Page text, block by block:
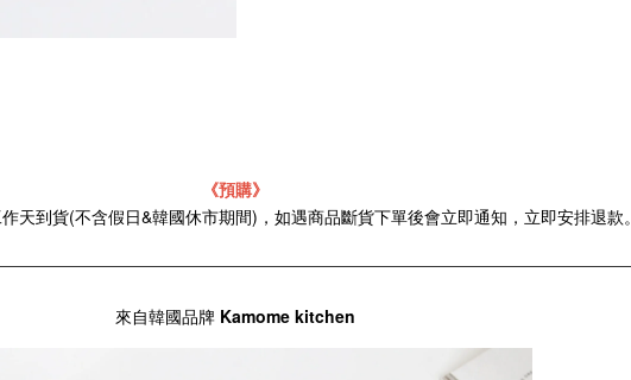
《預購》
天到貨(不含假日&韓國休市期間)，如遇商品斷貨下單後會立即通知，立即安排退款。
來自韓國品牌 Kamome kitchen